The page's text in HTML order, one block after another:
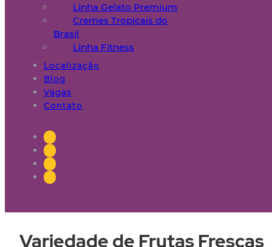
Linha Gelato Premium
Cremes Tropicais do
Brasil
Linha Fitness
Localização
Blog
Vagas
Contato
Variedade de Frutas Frescas